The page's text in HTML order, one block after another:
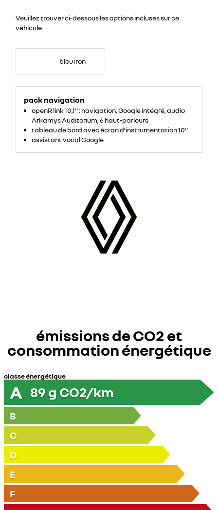
Veuillez trouver ci-dessous les options incluses sur ce
véhicule
bleu iron
pack navigation
openR link 10,1'' : navigation, Google intégré, audio
Arkamys Auditorium, 6 haut-parleurs
tableau de bord avec écran d’instrumentation 10''
assistant vocal Google
émissions de CO2 et
consommation énergétique
classe énergétique
A 89 g CO2/km
B
C
D
E
F